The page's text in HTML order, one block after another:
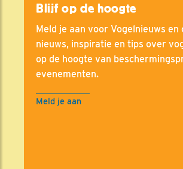
Blijf op de hoogte
Meld je aan voor Vogelnieuws en
nieuws, inspiratie en tips over
op de hoogte van
evenementen.
Meld je aan